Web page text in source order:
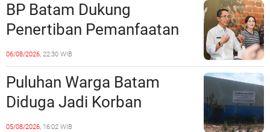
BP Batam Dukung
Penertiban Pemanfaatan
Ruang Laut Sesuai
Ketentuan Peraturan
Perundang-undangan
06/08/2026, 22:30 WIB
Puluhan Warga Batam
Diduga Jadi Korban
Penipuan Kavling Hingga
05/08/2026, 16:02 WIB